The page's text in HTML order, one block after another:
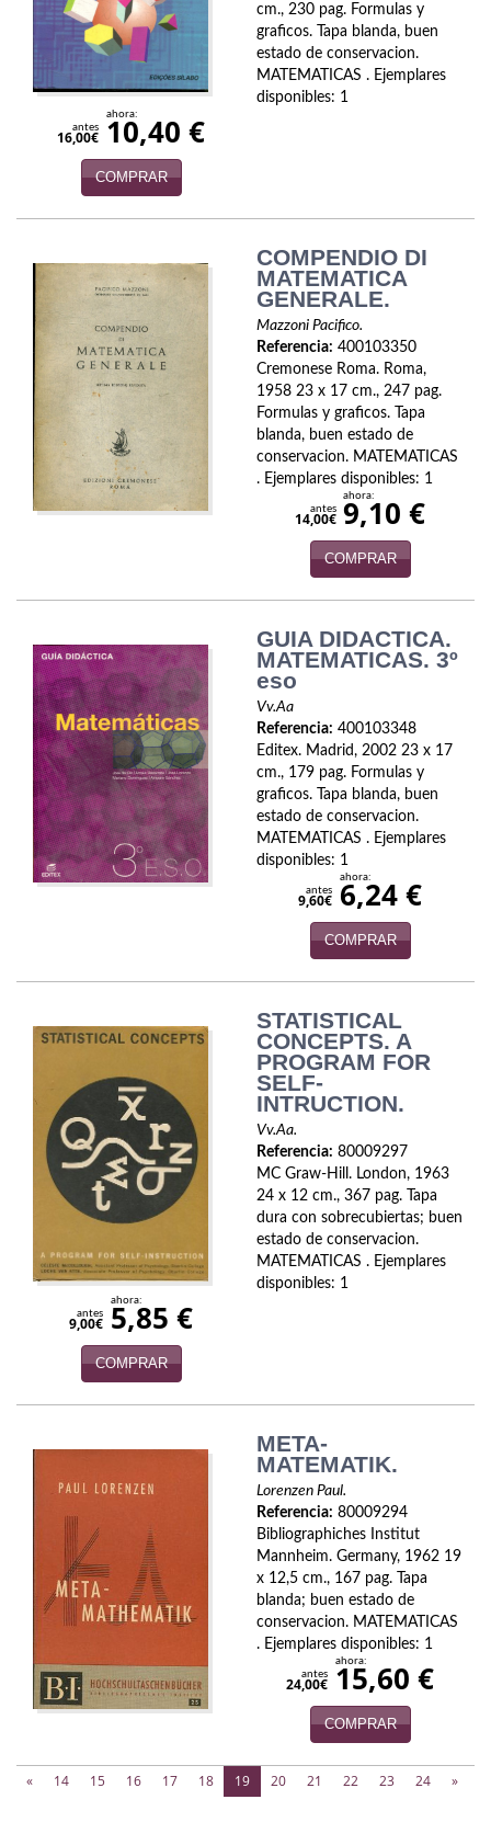
Revistas
Segunda Guerra Mundial
Sobre Madrid
Tema Local
Terror
Terrorismo
Varios
Viajesç
cm., 230 pag. Formulas y
graficos. Tapa blanda, buen
estado de conservacion.
MATEMATICAS . Ejemplares
disponibles: 1
antes
16,00€
ahora:
10,40 €
COMPRAR
COMPENDIO DI
MATEMATICA
GENERALE.
Mazzoni Pacifico.
Referencia: 400103350
Cremonese Roma. Roma,
1958 23 x 17 cm., 247 pag.
Formulas y graficos. Tapa
blanda, buen estado de
conservacion. MATEMATICAS
. Ejemplares disponibles: 1
antes
14,00€
ahora:
9,10 €
COMPRAR
GUIA DIDACTICA.
MATEMATICAS. 3º
eso
Vv.Aa
Referencia: 400103348
Editex. Madrid, 2002 23 x 17
cm., 179 pag. Formulas y
graficos. Tapa blanda, buen
estado de conservacion.
MATEMATICAS . Ejemplares
disponibles: 1
antes
9,60€
ahora:
6,24 €
COMPRAR
STATISTICAL
CONCEPTS. A
PROGRAM FOR
SELF-
INTRUCTION.
Vv.Aa.
Referencia: 80009297
MC Graw-Hill. London, 1963
24 x 12 cm., 367 pag. Tapa
dura con sobrecubiertas; buen
estado de conservacion.
MATEMATICAS . Ejemplares
disponibles: 1
antes
9,00€
ahora:
5,85 €
COMPRAR
META-
MATEMATIK.
Lorenzen Paul.
Referencia: 80009294
Bibliographiches Institut
Mannheim. Germany, 1962 19
x 12,5 cm., 167 pag. Tapa
blanda; buen estado de
conservacion. MATEMATICAS
. Ejemplares disponibles: 1
antes
24,00€
ahora:
15,60 €
COMPRAR
« 14 15 16 17 18 19(current)
20 21 22 23 24 »